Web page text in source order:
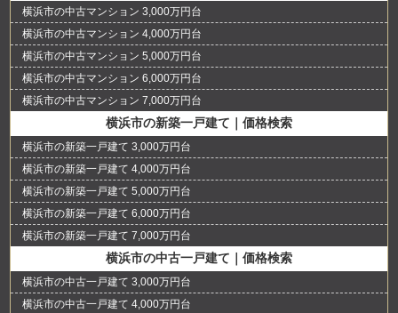
横浜市の中古マンション 3,000万円台
横浜市の中古マンション 4,000万円台
横浜市の中古マンション 5,000万円台
横浜市の中古マンション 6,000万円台
横浜市の中古マンション 7,000万円台
横浜市の新築一戸建て｜価格検索
横浜市の新築一戸建て 3,000万円台
横浜市の新築一戸建て 4,000万円台
横浜市の新築一戸建て 5,000万円台
横浜市の新築一戸建て 6,000万円台
横浜市の新築一戸建て 7,000万円台
横浜市の中古一戸建て｜価格検索
横浜市の中古一戸建て 3,000万円台
横浜市の中古一戸建て 4,000万円台